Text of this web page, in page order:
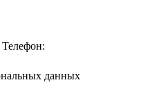
Телефон:
данных